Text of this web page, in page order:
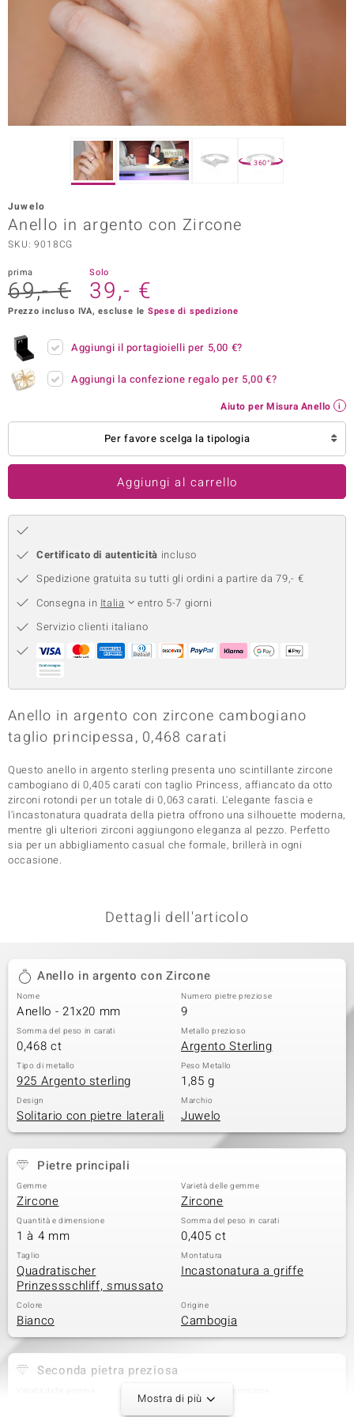
Designs
SELECTION
Paraíso
del Boss
Collection
360°
Juwelo
Anello in argento con Zircone
SKU: 9018CG
prima
69,- €
Solo
39,- €
Prezzo incluso IVA, escluse le Spese di spedizione
Aggiungi il portagioielli per 5,00 €?
Aggiungi la confezione regalo per 5,00 €?
Aiuto per Misura Anello
Per favore scelga la tipologia
Aggiungi al carrello
Certificato di autenticità incluso
Spedizione gratuita su tutti gli ordini a partire da 79,- €
Consegna in Italia
entro 5-7 giorni
Servizio clienti italiano
Anello in argento con zircone cambogiano
taglio principessa, 0,468 carati
Questo anello in argento sterling presenta uno scintillante zircone
cambogiano di 0,405 carati con taglio Princess, affiancato da otto
zirconi rotondi per un totale di 0,063 carati. L'elegante fascia e
l'incastonatura quadrata della pietra offrono una silhouette moderna,
mentre gli ulteriori zirconi aggiungono eleganza al pezzo. Perfetto
sia per un abbigliamento casual che formale, brillerà in ogni
occasione.
Dettagli dell'articolo
Anello in argento con Zircone
Nome
Anello - 21x20 mm
Numero pietre preziose
9
Somma del peso in carati
0,468 ct
Metallo prezioso
Argento Sterling
Tipo di metallo
925 Argento sterling
Peso Metallo
1,85 g
Design
Solitario con pietre laterali
Marchio
Juwelo
Pietre principali
Gemme
Zircone
Varietà delle gemme
Zircone
Quantità e dimensione
1 à 4 mm
Somma del peso in carati
0,405 ct
Taglio
Quadratischer
Prinzessschliff, smussato
Montatura
Incastonatura a griffe
Colore
Bianco
Origine
Cambogia
Seconda pietra preziosa
Quantità e dimensione
6 à 1,1 mm
Mostra di più